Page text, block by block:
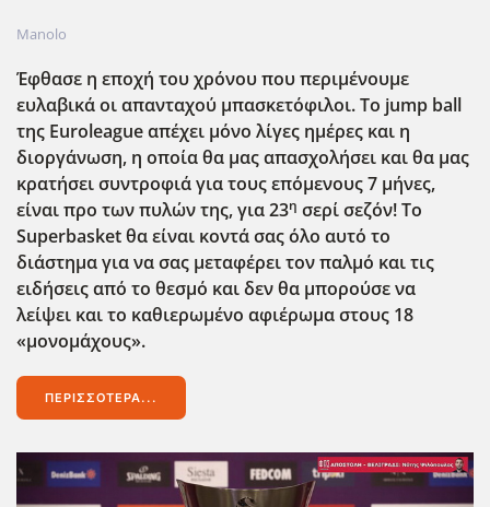
Manolo
Έφθασε η εποχή του χρόνου που περιμένουμε
ευλαβικά οι απανταχού μπασκετόφιλοι. Το jump ball
της Euroleague απέχει μόνο λίγες ημέρες και η
διοργάνωση, η οποία θα μας απασχολήσει και θα μας
κρατήσει συντροφιά για τους επόμενους 7 μήνες,
είναι προ των πυλών της, για 23η σερί σεζόν! Το
Superbasket θα είναι κοντά σας όλο αυτό το
διάστημα για να σας μεταφέρει τον παλμό και τις
ειδήσεις από το θεσμό και δεν θα μπορούσε να
λείψει και το καθιερωμένο αφιέρωμα στους 18
«μονομάχους».
ΠΕΡΙΣΣΌΤΕΡΑ...